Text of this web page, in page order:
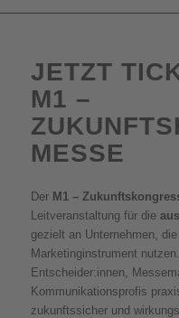
JETZT
M1 –
MESSE
Der M1 –
Leitveranstaltung für die
gezielt an Unternehmen,
Marketinginstrument
Entscheider:innen,
Kommunikationsprofis
zukunftssicher und